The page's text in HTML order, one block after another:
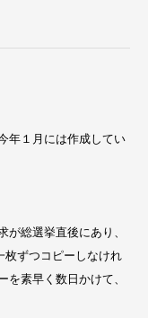
年１月には作成してい
が総選挙直後にあり、
枚ずつコピーしなけれ
素早く数日かけて、